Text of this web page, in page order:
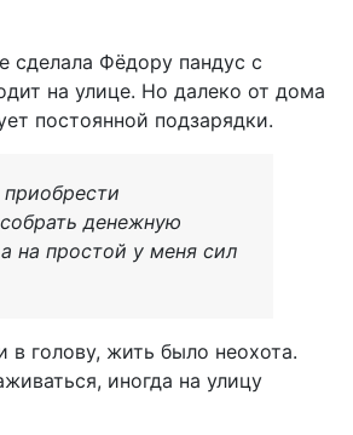
сделала Фёдору пандус с
на улице. Но далеко от дома
постоянной подзарядки.
денежную
на простой у меня сил
голову, жить было неохота.
иногда на улицу